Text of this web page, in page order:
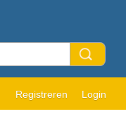
Registreren Login